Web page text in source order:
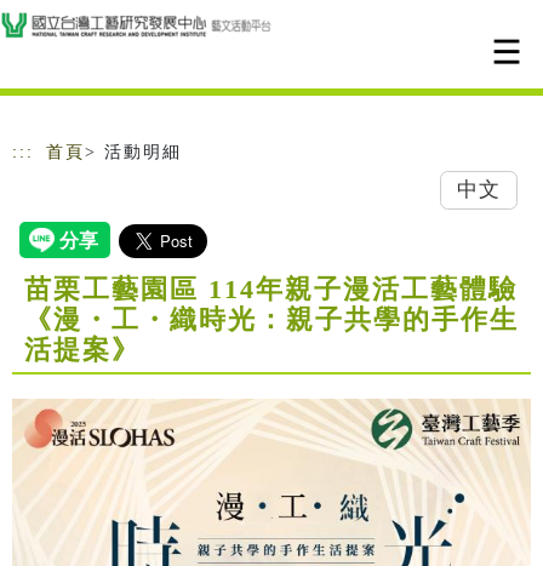
跳到主要內容
網站導覽
::: 首頁 > 活動明細
中文
苗栗工藝園區 114年親子漫活工藝體驗
《漫・工・織時光：親子共學的手作生
活提案》